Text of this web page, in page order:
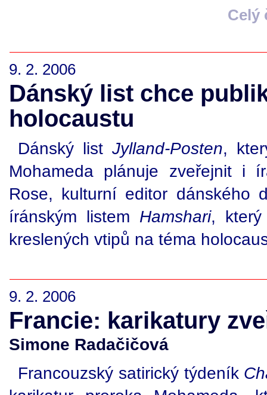
Celý
9. 2. 2006
Dánský list chce
holocaustu
Dánský listJylland-Posten,
Mohameda plánuje zveřejnit i
Rose, kulturní editor dánského
íránským listem Hamshari, který
kreslených vtipů na téma
9. 2. 2006
Francie: karikatury
Simone Radačičová
Francouzský satirický týdeník